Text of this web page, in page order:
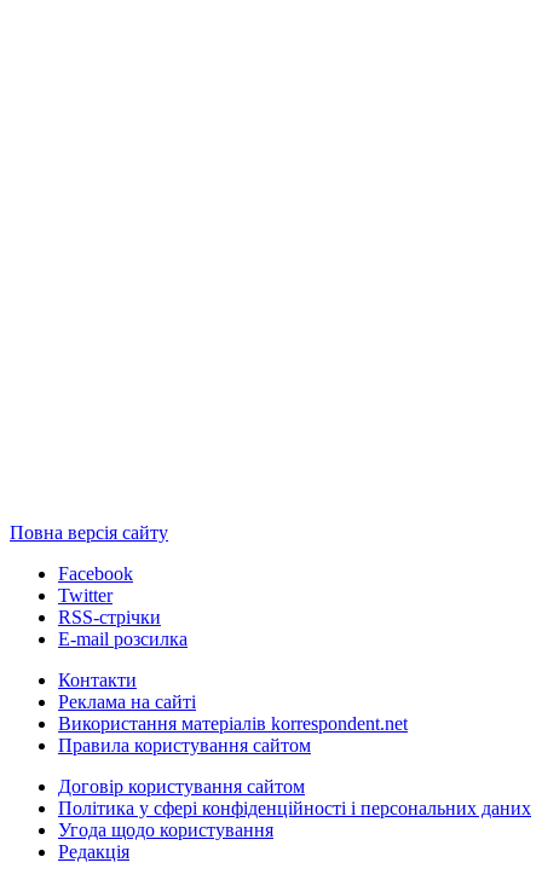
Повна версія сайту
Facebook
Twitter
RSS-стрічки
E-mail розсилка
Контакти
Реклама на сайті
Використання матеріалів korrespondent.net
Правила користування сайтом
Договір користування сайтом
Політика у сфері конфіденційності і персональних даних
Угода щодо користування
Редакція